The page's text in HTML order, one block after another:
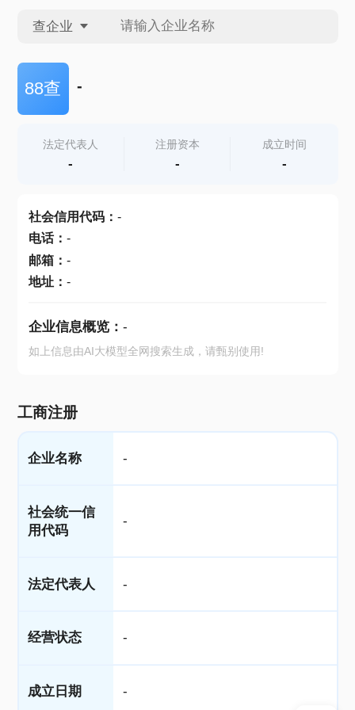
查企业
查企业
查产地
88查 -
法定代表人
-
注册资本
-
成立时间
-
社会信用代码： -
电话： -
邮箱： -
地址： -
企业信息概览： -
如上信息由AI大模型全网搜索生成，请甄别使用!
工商注册
企业名称 -
社会统一信
用代码
-
法定代表人 -
经营状态 -
成立日期 -